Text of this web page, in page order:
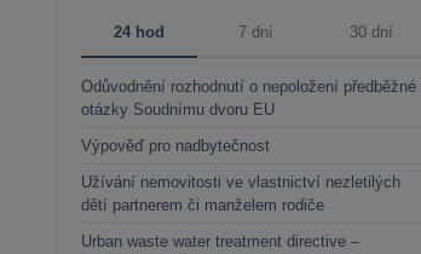
24 hod 7 dní 30 dní
Odůvodnění rozhodnutí o nepoložení předběžné
otázky Soudnímu dvoru EU
Výpověď pro nadbytečnost
Užívání nemovitosti ve vlastnictví nezletilých
dětí partnerem či manželem rodiče
Urban waste water treatment directive –